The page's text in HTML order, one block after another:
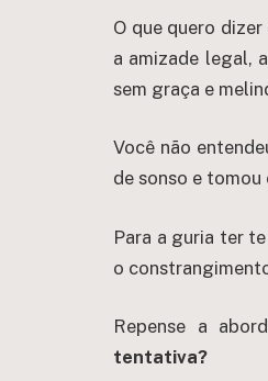
O que quero
a amizade legal,
sem graça e
Você não
de sonso e
Para a guria ter
o
Repense a
tentativa?